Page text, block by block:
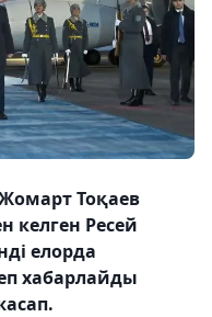
Тоқаев
келген Ресей
елорда
хабарлайды